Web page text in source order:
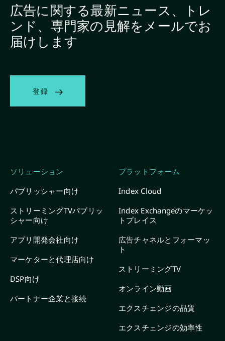
ソリューション
パブリッシャー向け
ストリーミングTVパブリッ
シャー向け
アプリ開発会社向け
マーケターと代理店向け
DSP向け
パートナー企業と接続
プラットフォーム
Index Cloud
Index Exchangeのマーケッ
トプレイス
広告チャネルとフォーマッ
ト
ストリーミングTV
オンライン動画
エクスチェンジの品質
エクスチェンジの効率性
広告に関する最新ニュース、トレ
ンド、専門家の見解をメールでお
届けします
登録